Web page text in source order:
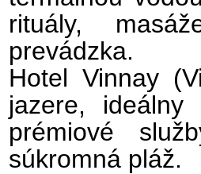
rituály,
prevádzka.
Hotel Vinnay
jazere,
prémiové
súkromná pláž.